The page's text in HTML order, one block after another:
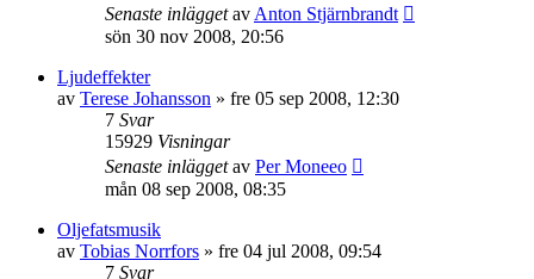
Senaste inläggetav Anton Stjärnbrandt
sön 30 nov 2008, 20:56
Ljudeffekter
av Terese Johansson » fre 05 sep 2008, 12:30
7 Svar
15929 Visningar
Senaste inläggetav Per Moneeo
mån 08 sep 2008, 08:35
Oljefatsmusik
av Tobias Norrfors » fre 04 jul 2008, 09:54
7 Svar